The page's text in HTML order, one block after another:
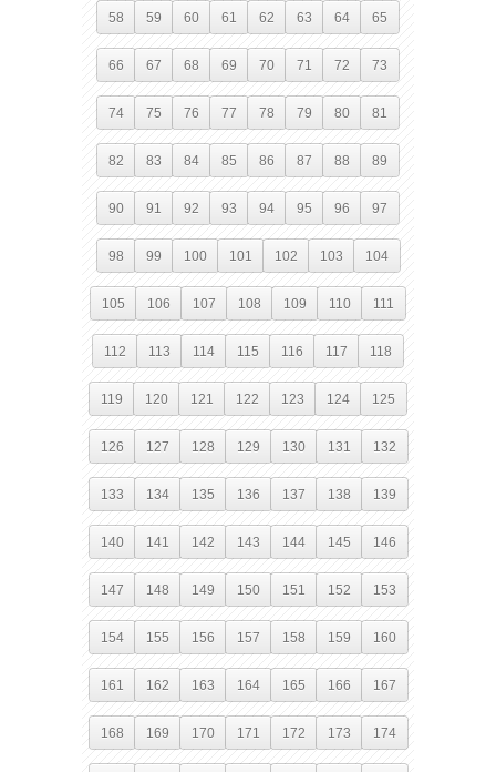
58 59 60 61 62 63 64 65
66 67 68 69 70 71 72 73
74 75 76 77 78 79 80 81
82 83 84 85 86 87 88 89
90 91 92 93 94 95 96 97
98 99 100 101 102 103 104
105 106 107 108 109 110 111
112 113 114 115 116 117 118
119 120 121 122 123 124 125
126 127 128 129 130 131 132
133 134 135 136 137 138 139
140 141 142 143 144 145 146
147 148 149 150 151 152 153
154 155 156 157 158 159 160
161 162 163 164 165 166 167
168 169 170 171 172 173 174